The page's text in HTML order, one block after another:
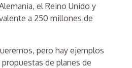
el Reino Unido y
a 250 millones de
pero hay ejemplos
de planes de